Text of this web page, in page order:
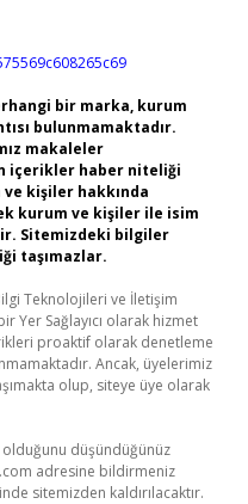
bir marka, kurum
bulunmamaktadır.
makaleler
içerikler haber niteliği
kişiler hakkında
kurum ve kişiler ile isim
Sitemizdeki bilgiler
taşımazlar.
Teknolojileri ve İletişim
Yer Sağlayıcı olarak hizmet
proaktif olarak denetleme
Ancak, üyelerimiz
olup, siteye üye olarak
olduğunu düşündüğünüz
adresine bildirmeniz
sitemizden kaldırılacaktır.